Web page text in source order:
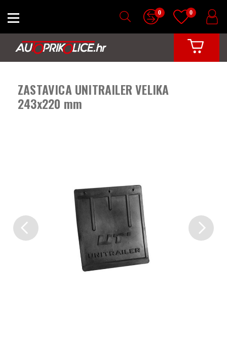
0 0
ZASTAVICA UNITRAILER VELIKA
243x220 mm
Previous Next